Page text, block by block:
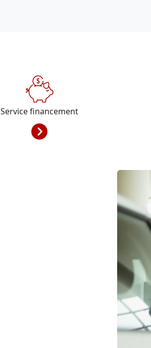
Service financement